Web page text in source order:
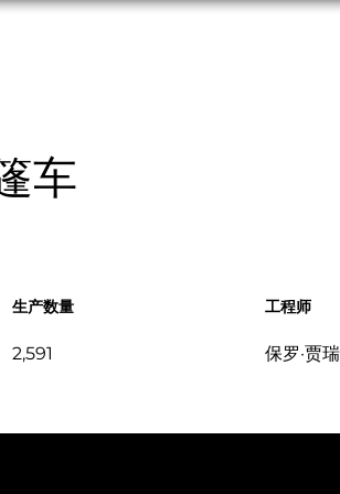
车
生产数量
2,591
工程师
保罗·贾瑞